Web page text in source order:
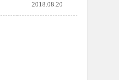
2018.08.20